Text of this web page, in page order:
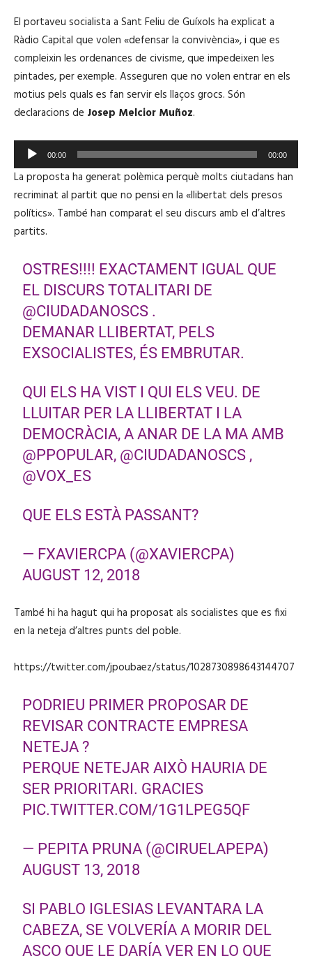
El portaveu socialista a Sant Feliu de Guíxols ha explicat a
Ràdio Capital que volen «defensar la convivència», i que es
compleixin les ordenances de civisme, que impedeixen les
pintades, per exemple. Asseguren que no volen entrar en els
motius pels quals es fan servir els llaços grocs. Són
declaracions de Josep Melcior Muñoz.
e
p
r
o
d
00:00 00:00
La proposta ha generat polèmica perquè molts ciutadans han
recriminat al partit que no pensi en la «llibertat dels presos
polítics». També han comparat el seu discurs amb el d’altres
partits.
OSTRES!!!! EXACTAMENT IGUAL QUE
EL DISCURS TOTALITARI DE
@CIUDADANOSCS .
DEMANAR LLIBERTAT, PELS
EXSOCIALISTES, ÉS EMBRUTAR.
QUI ELS HA VIST I QUI ELS VEU. DE
LLUITAR PER LA LLIBERTAT I LA
DEMOCRÀCIA, A ANAR DE LA MA AMB
@PPOPULAR, @CIUDADANOSCS ,
@VOX_ES
QUE ELS ESTÀ PASSANT?
— FXAVIERCPA (@XAVIERCPA)
AUGUST 12, 2018
També hi ha hagut qui ha proposat als socialistes que es fixi
en la neteja d’altres punts del poble.
https://twitter.com/jpoubaez/status/1028730898643144707
PODRIEU PRIMER PROPOSAR DE
REVISAR CONTRACTE EMPRESA
NETEJA ?
PERQUE NETEJAR AIXÒ HAURIA DE
SER PRIORITARI. GRACIES
PIC.TWITTER.COM/1G1LPEG5QF
— PEPITA PRUNA (@CIRUELAPEPA)
AUGUST 13, 2018
SI PABLO IGLESIAS LEVANTARA LA
CABEZA, SE VOLVERÍA A MORIR DEL
ASCO QUE LE DARÍA VER EN LO QUE